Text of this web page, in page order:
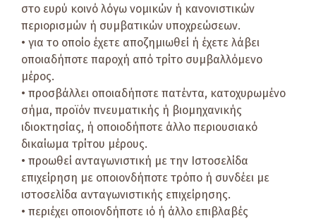
στο ευρύ κοινό λόγω νομικών ή κανονιστικών
περιορισμών ή συμβατικών υποχρεώσεων.
• για το οποίο έχετε αποζημιωθεί ή έχετε λάβει
οποιαδήποτε παροχή από τρίτο συμβαλλόμενο
μέρος.
• προσβάλλει οποιαδήποτε πατέντα, κατοχυρωμένο
σήμα, προϊόν πνευματικής ή βιομηχανικής
ιδιοκτησίας, ή οποιοδήποτε άλλο περιουσιακό
δικαίωμα τρίτου μέρους.
• προωθεί ανταγωνιστική με την Ιστοσελίδα
επιχείρηση με οποιονδήποτε τρόπο ή συνδέει με
ιστοσελίδα ανταγωνιστικής επιχείρησης.
• περιέχει οποιονδήποτε ιό ή άλλο επιβλαβές